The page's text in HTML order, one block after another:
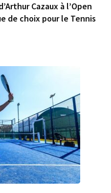
Cazaux à l’Open
de choix pour le Tennis